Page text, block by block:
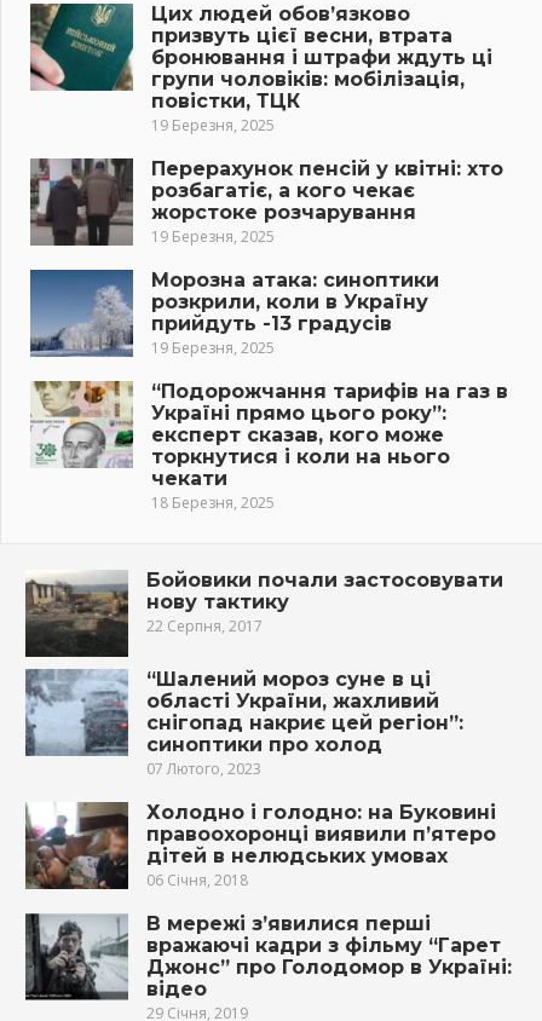
Цих людей обов’язково
призвуть цієї весни, втрата
бронювання і штрафи ждуть ці
групи чоловіків: мобілізація,
повістки, ТЦК
19 Березня, 2025
Перерахунок пенсій у квітні: хто
розбагатіє, а кого чекає
жорстоке розчарування
19 Березня, 2025
Морозна атака: синоптики
розкрили, коли в Україну
прийдуть -13 градусів
19 Березня, 2025
“Подорожчання тарифів на газ в
Україні прямо цього року”:
експерт сказав, кого може
торкнутися і коли на нього
чекати
18 Березня, 2025
Бойовики почали застосовувати
нову тактику
22 Серпня, 2017
“Шалений мороз суне в ці
області України, жахливий
снігопад накриє цей регіон”:
синоптики про холод
07 Лютого, 2023
Холодно і голодно: на Буковині
правоохоронці виявили п’ятеро
дітей в нелюдських умовах
06 Січня, 2018
В мережі з’явилися перші
вражаючі кадри з фільму “Гарет
Джонс” про Голодомор в Україні:
відео
29 Січня, 2019